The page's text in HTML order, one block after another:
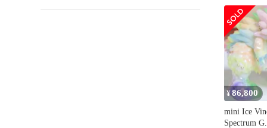
MOLLY ×
EROSION
¥86,800
mini Ice
Spectrum